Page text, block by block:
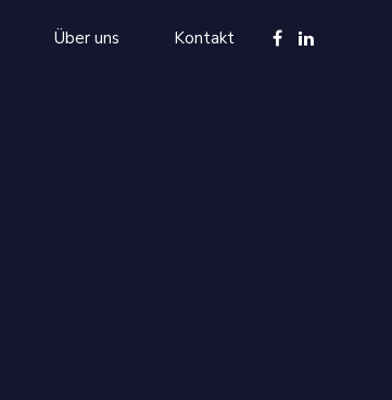
Über uns Kontakt